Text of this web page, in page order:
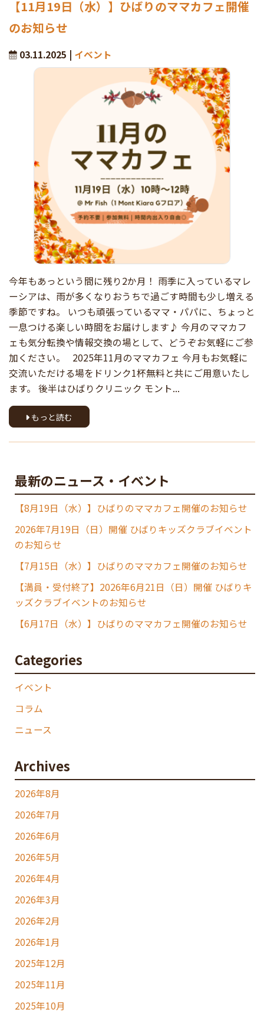
【11月19日（水）】ひばりのママカフェ開催
のお知らせ
03.11.2025 | イベント
今年もあっという間に残り2か月！ 雨季に入っているマレ
ーシアは、雨が多くなりおうちで過ごす時間も少し増える
季節ですね。 いつも頑張っているママ・パパに、ちょっと
一息つける楽しい時間をお届けします♪ 今月のママカフ
ェも気分転換や情報交換の場として、どうぞお気軽にご参
加ください。 2025年11月のママカフェ 今月もお気軽に
交流いただける場をドリンク1杯無料と共にご用意いたし
ます。 後半はひばりクリニック モント...
もっと読む
最新のニュース・イベント
【8月19日（水）】ひばりのママカフェ開催のお知らせ
2026年7月19日（日）開催 ひばりキッズクラブイベント
のお知らせ
【7月15日（水）】ひばりのママカフェ開催のお知らせ
【満員・受付終了】2026年6月21日（日）開催 ひばりキ
ッズクラブイベントのお知らせ
【6月17日（水）】ひばりのママカフェ開催のお知らせ
Categories
イベント
コラム
ニュース
Archives
2026年8月
2026年7月
2026年6月
2026年5月
2026年4月
2026年3月
2026年2月
2026年1月
2025年12月
2025年11月
2025年10月